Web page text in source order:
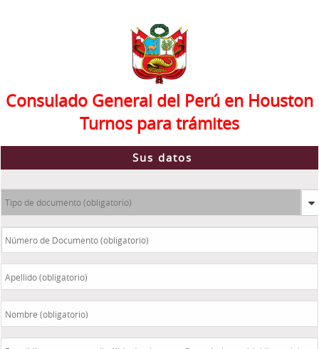
Consulado General del Perú en Houston
Turnos para trámites
Sus datos